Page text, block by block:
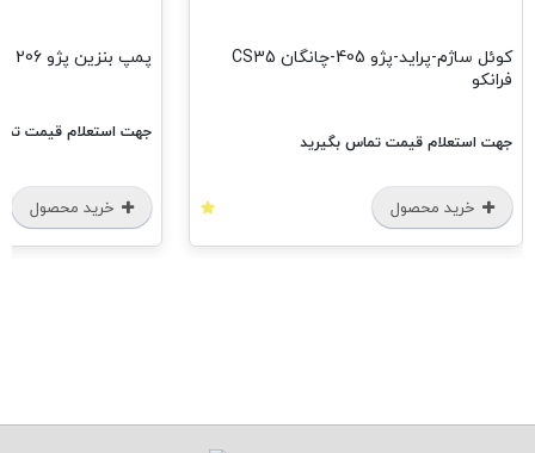
کوئل ساژم-پراید-پژو 405-چانگان CS35
فرانکو
جهت استعلام قیمت تماس بگیرید
خرید محصول
پمپ بنزین پژو 206 فرانکو
جهت استعلام قیمت
خرید محصول